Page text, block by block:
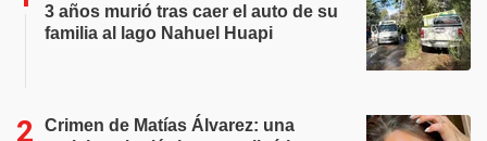
3 años murió tras caer el auto de su
familia al lago Nahuel Huapi
Crimen de Matías Álvarez: una